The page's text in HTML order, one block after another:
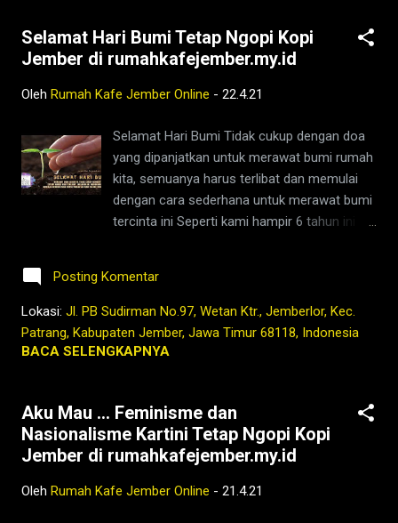
2021 ⏲️ : 15.00 - menjelang buka puasa ☕ :
Rumah Kafe ; Jl. PB Sudirman 97, Jember.
April 2021 ⏲️ : 18.30 - 20.00 ☕ : Rumah Kafe ;
kalian sebanyak-sebanyaknya sebagai
langkah awal untuk wujudkan _Literamadhan
Action_ mulai dari sekarang! 😉 Jangan lupa
untuk tetap mematuhi protokol kesehatan
juga ya! 💓 ~~~~~~~~~~~~~~~》 Visit
@ngabuburead....
Selamat Hari Bumi Tetap Ngopi Kopi
Jember di rumahkafejember.my.id
Oleh Rumah Kafe Jember Online - 22.4.21
Selamat Hari Bumi Tidak cukup dengan doa
yang dipanjatkan untuk merawat bumi rumah
kita, semuanya harus terlibat dan memulai
dengan cara sederhana untuk merawat bumi
tercinta ini Seperti kami hampir 6 tahun ini
organik, juga hampir 3 tahun ini sudah tidak
menggunakan sedotan plastik untuk
minuman dingin kami. Kenapa? Karena
dampak lingkungan sampah dan produksi
mempercepat fenomena pemanasan global.
Tindakan kecil tetapi produksi sampah kedai
kecil kami berkurang drastis karena sampah
membuat kami bahagia Tetap Ngopi Kopi
Posting Komentar
Lokasi: Jl. PB Sudirman No.97, Wetan Ktr., Jemberlor, Kec.
Patrang, Kabupaten Jember, Jawa Timur 68118, Indonesia
BACA SELENGKAPNYA
Aku Mau ... Feminisme dan
Nasionalisme Kartini Tetap Ngopi Kopi
Jember di rumahkafejember.my.id
Oleh Rumah Kafe Jember Online - 21.4.21